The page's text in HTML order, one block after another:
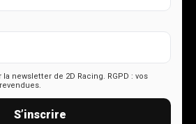
newsletter de 2D Racing. RGPD : vos
S’inscrire